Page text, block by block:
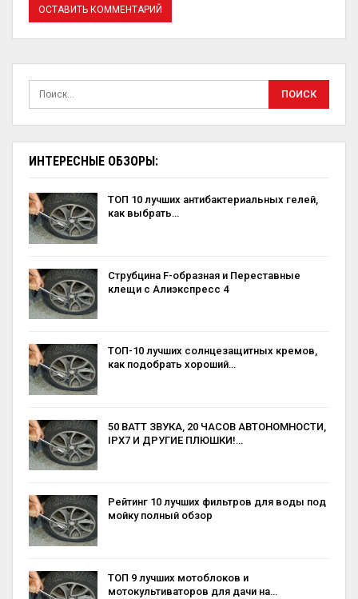
ИНТЕРЕСНЫЕ ОБЗОРЫ:
ТОП 10 лучших антибактериальных гелей,
как выбрать…
Струбцина F-образная и Переставные
клещи с Алиэкспресс 4
ТОП-10 лучших солнцезащитных кремов,
как подобрать хороший…
50 ВАТТ ЗВУКА, 20 ЧАСОВ АВТОНОМНОСТИ,
IPX7 И ДРУГИЕ ПЛЮШКИ!…
Рейтинг 10 лучших фильтров для воды под
мойку полный обзор
ТОП 9 лучших мотоблоков и
мотокультиваторов для дачи на…